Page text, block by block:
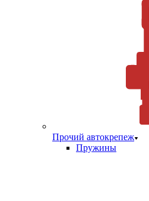
Прочий автокрепеж
Пружины